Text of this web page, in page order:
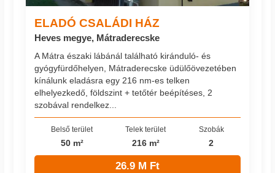
ELADÓ CSALÁDI HÁZ
Heves megye, Mátraderecske
A Mátra északi lábánál található kiránduló- és
gyógyfürdőhelyen, Mátraderecske üdülőövezetében
kínálunk eladásra egy 216 nm-es telken
elhelyezkedő, földszint + tetőtér beépítéses, 2
szobával rendelkez...
Belső terület
50 m²
Telek terület
216 m²
Szobák
2
26.9 M Ft